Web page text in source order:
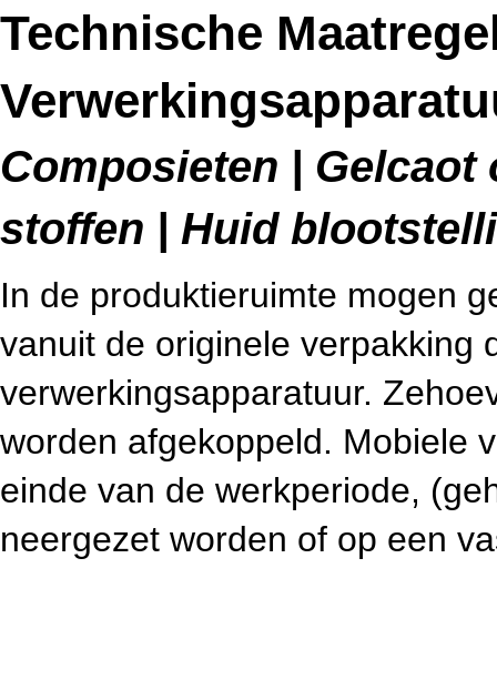
Technische
Composieten |
stoffen | Huid
In de produktieruimte mogen
vanuit de originele verpakking
verwerkingsapparatuur.
worden afgekoppeld. Mobiele
einde van de werkperiode,
neergezet worden of op een